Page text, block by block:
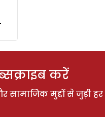
करें
सामाजिक मुद्दों से जुड़ी